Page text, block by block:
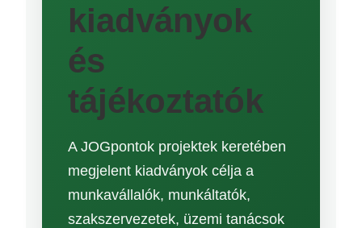
kiadványok
és
tájékoztatók
A JOGpontok projektek keretében
megjelent kiadványok célja a
munkavállalók, munkáltatók,
szakszervezetek, üzemi tanácsok